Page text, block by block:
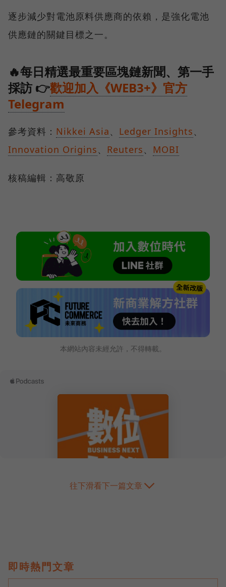
逐步減少對電池原料供應商的依賴，是強化電池
供應鏈的關鍵目標之一。
🔥每日精選最重要區塊鏈新聞、第一手
採訪 👉歡迎加入《WEB3+》官方
Telegram
參考資料： Nikkei Asia、 Ledger Insights、
Innovation Origins、 Reuters、 MOBI
核稿編輯：高敬原
本網站內容未經允許，不得轉載。
往下滑看下一篇文章
即時熱門文章